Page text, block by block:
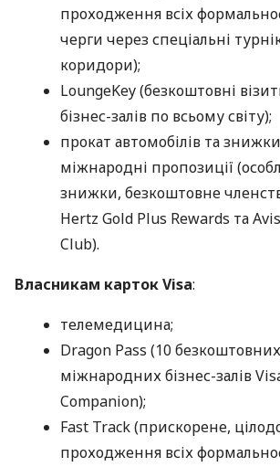
проходження всіх
черги через спеціальні
коридори);
LoungeKey (безкоштовні
бізнес-залів по всьому світу);
прокат автомобілів та
міжнародні пропозиції
знижки, безкоштовне
Hertz Gold Plus Rewards та
Club).
Власникам карток Visa:
телемедицина;
Dragon Pass (10 безкоштовних
міжнародних бізнес-залів
Companion);
Fast Track (прискорене,
проходження всіх